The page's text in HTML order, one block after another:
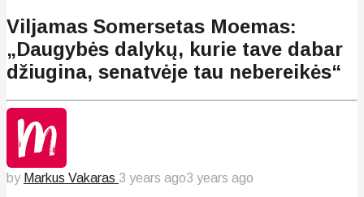
Viljamas Somersetas Moemas:
„Daugybės dalykų, kurie tave dabar
džiugina, senatvėje tau nebereikės“
by Markus Vakaras 3 years ago3 years ago